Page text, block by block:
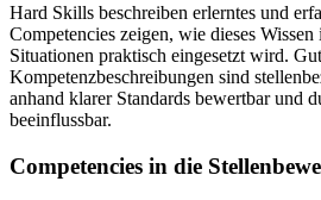
Hard Skills beschreiben erlerntes und
Competencies zeigen, wie dieses
Situationen praktisch eingesetzt wird.
Kompetenzbeschreibungen sind
anhand klarer Standards bewertbar und
beeinflussbar.
Competencies in die